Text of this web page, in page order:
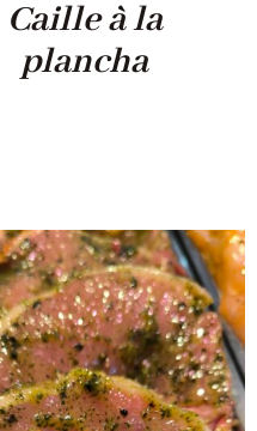
Caille à la
plancha